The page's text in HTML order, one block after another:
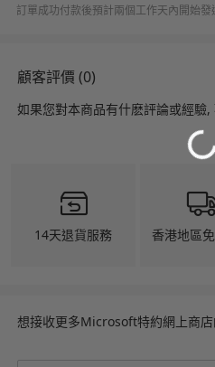
訂單成功付款後預計兩個工作天內開始
顧客評價 (0)
如果您對本商品有什麽評論或經驗
14天退貨服務 香港地區
想接收更多Microsoft特約網上商